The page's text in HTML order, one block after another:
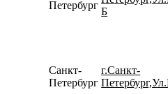
Петербург
Б
Санкт-
Петербург
г.Санкт-